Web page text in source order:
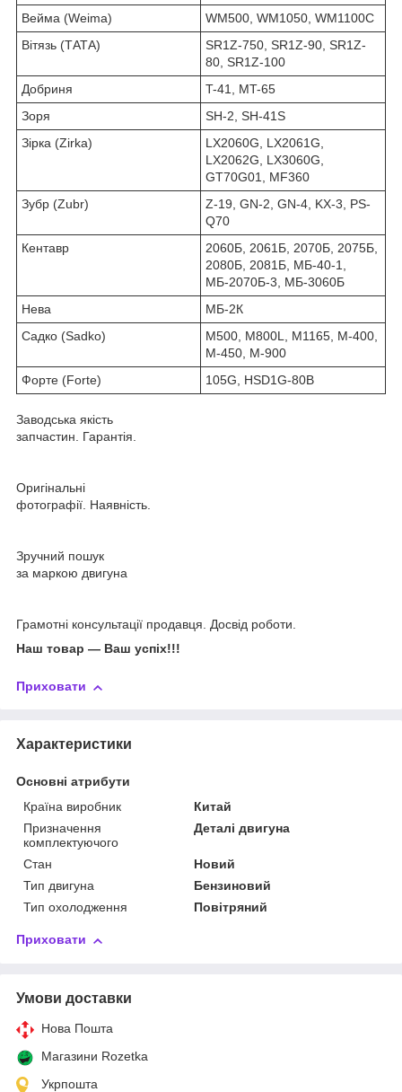
Вейма (Weima)
WM500, WM1050, WM1100C
Вітязь (ТАТА)
SR1Z-750, SR1Z-90, SR1Z-
80, SR1Z-100
Добриня
T-41, MT-65
Зоря
SH-2, SH-41S
Зірка (Zirka)
LX2060G, LX2061G,
LX2062G, LX3060G,
GT70G01, MF360
Зубр (Zubr)
Z-19, GN-2, GN-4, KX-3, PS-
Q70
Кентавр
2060Б, 2061Б, 2070Б, 2075Б,
2080Б, 2081Б, МБ-40-1,
МБ-2070Б-3, МБ-3060Б
Нева
МБ-2К
Садко (Sadko)
M500, M800L, M1165, M-400,
M-450, M-900
Форте (Forte)
105G, HSD1G-80B
Заводська якість
запчастин. Гарантія.
Оригінальні
фотографії. Наявність.
Зручний пошук
за маркою двигуна
Грамотні консультації продавця. Досвід роботи.
Наш товар ― Ваш успіх!!!
Приховати
Характеристики
Основні атрибути
Країна виробник
Китай
Призначення
комплектуючого
Деталі двигуна
Стан
Новий
Тип двигуна
Бензиновий
Тип охолодження
Повітряний
Приховати
Умови доставки
Нова Пошта
Магазини Rozetka
Укрпошта